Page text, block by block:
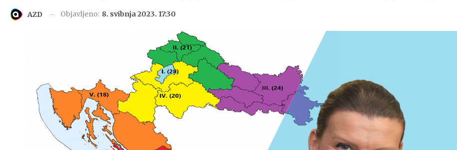
AZD Objavljeno: 8. svibnja 2023. 17:30